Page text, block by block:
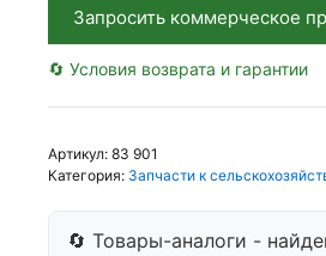
Запросить коммерческое
🔄 Условия возврата и гарантии
Артикул: 83 901
Категория: Запчасти к
🔄 Товары-аналоги -